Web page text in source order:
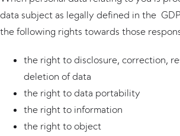
data subject as legally defined in the
the following rights towards those
the right to disclosure, correction,
deletion of data
the right to data portability
the right to information
the right to object